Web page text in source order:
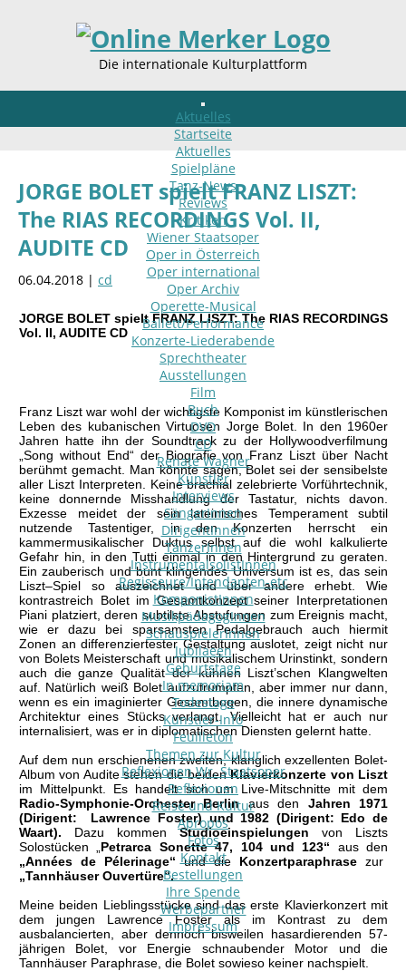
Die internationale Kulturplattform
Aktuelles
Startseite
Aktuelles
Spielpläne
Tanz-News
Reviews
Kritiken
Wiener Staatsoper
Oper in Österreich
Oper international
Oper Archiv
Operette-Musical
Ballett/Performance
Konzerte-Liederabende
Sprechtheater
Ausstellungen
Film
Buch
DVD
CD
Renate Wagner
Künstler
Interviews
SängerInnen
DirigentInnen
TänzerInnen
InstrumentalsolistInnen
Regisseure/Intendanten-etc
KomponistInnen
MusikpädagogInnen
SchauspielerInnen
Jubilaeen
Geburtstage
In memoriam
Todestage
Künstler-Info
Feuilleton
Themen zur Kultur
Reflexionen Wr. Staatsoper
Reflexionen
Reise und Kultur
Apropos
Fotos
Kontakt
Bestellungen
Ihre Spende
Werbepartner
Impressum
JORGE BOLET spielt FRANZ LISZT:
The RIAS RECORDINGS Vol. II,
AUDITE CD
06.04.2018 | cd
JORGE BOLET spielt FRANZ LISZT: The RIAS RECORDINGS
Vol. II, AUDITE CD
Franz Liszt war wohl der wichtigste Komponist im künstlerischen
Leben des kubanischen Virtuosen Jorge Bolet. In den 1960er
Jahren hatte ihn der Soundtrack zu der Hollywoodverfilmung
„Song without End“ der Biografie von Franz Liszt über Nacht
berühmt gemacht. Man könnte sagen, Bolet sei der sensibelste
aller Liszt Interpreten. Keine brachial zelebrierte Vorführtechnik,
keine donnernde Misshandlung der Tastatur, nichts davon.
Exzesse meidet der sein lateinisches Temperament subtil
nutzende Tastentiger, in den Konzerten herrscht ein
kammermusikalischer Duktus selbst auf die wohl kalkulierte
Gefahr hin, in den Tutti einmal in den Hintergrund zu geraten.
Ein zauberisch und bunt klingendes Universum ist es, das sein
Liszt–Spiel so auszeichnet und über andere erhebt. Wie
kontrastreich Bolet im Gesamtkonzept seiner Interpretationen
Piani platziert, deren subtilste Abstufungen zum Ereignis macht,
wie er dazu bei sparsamsten Pedalgebrauch auch hiermit
Zonen an differenziertester Gestaltung auslotet, zeigt nicht nur
von Bolets Meisterschaft und musikalischem Urinstinkt, sondern
auch die ganze Qualität der kühnen Liszt’schen Klangwelten
auf. Natürlich weiß Bolet aufzutrumpfen, aber immer nur dann,
wenn es ein imaginierter Gesamtbogen, die innere dynamische
Architektur eines Stücks verlangt. Vielleicht hat er auch nur
internalisiert, was er in diplomatischen Diensten gelernt hatte.
Auf dem nun erschienenen zweiten, klanglich exzellenten Bolet-
Album von Audite stehen die beidenKlavierkonzerte von Liszt
im Mittelpunkt. Es handelt sich um Live-Mitschnitte mit dem
Radio-Symphonie-Orchester Berlinaus den Jahren 1971
(Dirigent: Lawrence Foster) und 1982 (Dirigent: Edo de
Waart). Dazu kommenStudioeinspielungen von Liszts
Solostücken „ Petrarca Sonette 47, 104 und 123“ aus den
„Années de Pélerinage“und die Konzertparaphrase zur
„Tannhäuser Ouvertüre“.
Meine beiden Lieblingsstücke sind das erste Klavierkonzert mit
dem jungen Lawrence Foster als im Kontrast zu dem
ausbalancierten, aber dennoch bisweilen hasardierenden 57-
jährigen Bolet, vor Energie schnaubender Motor und die
Tannhäuser Paraphrase, die Bolet sowieso keiner nachspielt.